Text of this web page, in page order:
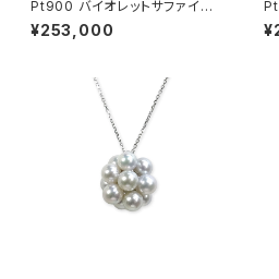
Pt900 バイオレットサファイア
ダイヤモンド ペンダントトップ
¥253,000
ー
ブ